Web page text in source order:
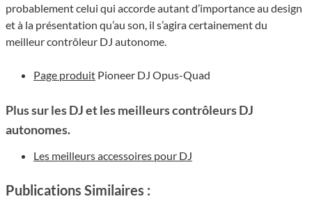
probablement celui qui accorde autant d’importance au design
et à la présentation qu’au son, il s’agira certainement du
meilleur contrôleur DJ autonome.
Page produit Pioneer DJ Opus-Quad
Plus sur les DJ et les meilleurs contrôleurs DJ
autonomes.
Les meilleurs accessoires pour DJ
Publications Similaires :